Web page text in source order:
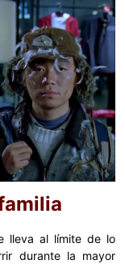
lleva al límite de lo
durante la mayor